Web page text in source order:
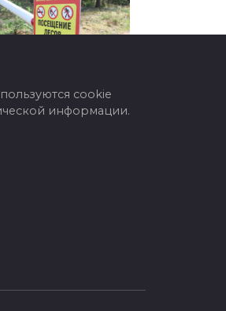
на
лесов
cookie
информации.